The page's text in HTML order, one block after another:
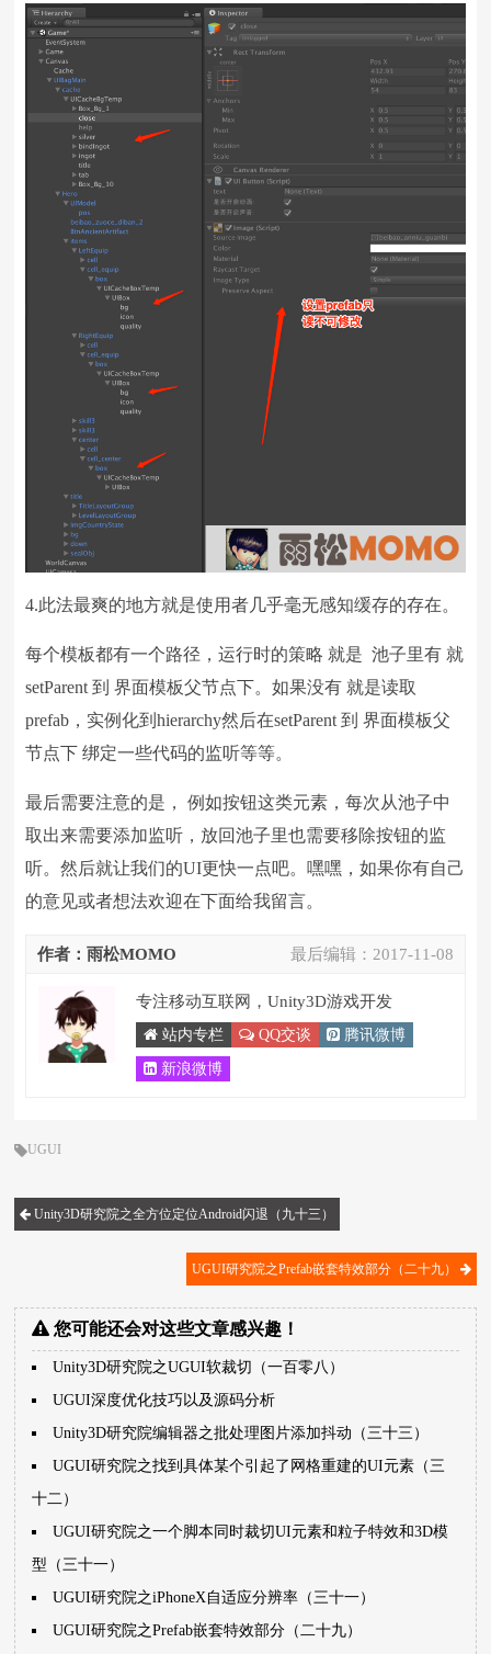
4.此法最爽的地方就是使用者几乎毫无感知缓存的存在。
每个模板都有一个路径，运行时的策略 就是 池子里有 就
setParent 到 界面模板父节点下。如果没有 就是读取
prefab，实例化到hierarchy然后在setParent 到 界面模板父
节点下 绑定一些代码的监听等等。
最后需要注意的是， 例如按钮这类元素，每次从池子中
取出来需要添加监听，放回池子里也需要移除按钮的监
听。然后就让我们的UI更快一点吧。嘿嘿，如果你有自己
的意见或者想法欢迎在下面给我留言。
最后编辑： 2017-11-08
作者：雨松MOMO
专注移动互联网，Unity3D游戏开发
站内专栏 QQ交谈 腾讯微博
新浪微博
UGUI
Unity3D研究院之全方位定位Android闪退（九十三）
UGUI研究院之Prefab嵌套特效部分（二十九）
您可能还会对这些文章感兴趣！
Unity3D研究院之UGUI软裁切（一百零八）
UGUI深度优化技巧以及源码分析
Unity3D研究院编辑器之批处理图片添加抖动（三十三）
UGUI研究院之找到具体某个引起了网格重建的UI元素（三
十二）
UGUI研究院之一个脚本同时裁切UI元素和粒子特效和3D模
型（三十一）
UGUI研究院之iPhoneX自适应分辨率（三十一）
UGUI研究院之Prefab嵌套特效部分（二十九）